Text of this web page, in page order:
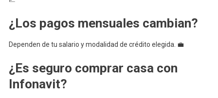
¿Los pagos mensuales cambian?
Dependen de tu salario y modalidad de crédito elegida. 💼
¿Es seguro comprar casa con
Infonavit?